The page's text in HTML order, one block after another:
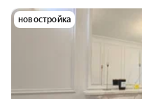
новостройка